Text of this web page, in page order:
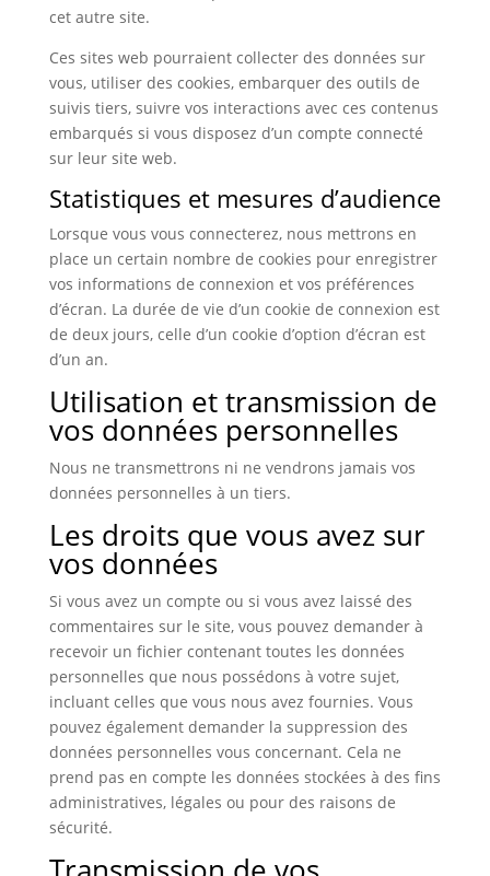
cet autre site.
Ces sites web pourraient collecter des données sur
vous, utiliser des cookies, embarquer des outils de
suivis tiers, suivre vos interactions avec ces contenus
embarqués si vous disposez d’un compte connecté
sur leur site web.
Statistiques et mesures d’audience
Lorsque vous vous connecterez, nous mettrons en
place un certain nombre de cookies pour enregistrer
vos informations de connexion et vos préférences
d’écran. La durée de vie d’un cookie de connexion est
de deux jours, celle d’un cookie d’option d’écran est
d’un an.
Utilisation et transmission de
vos données personnelles
Nous ne transmettrons ni ne vendrons jamais vos
données personnelles à un tiers.
Les droits que vous avez sur
vos données
Si vous avez un compte ou si vous avez laissé des
commentaires sur le site, vous pouvez demander à
recevoir un fichier contenant toutes les données
personnelles que nous possédons à votre sujet,
incluant celles que vous nous avez fournies. Vous
pouvez également demander la suppression des
données personnelles vous concernant. Cela ne
prend pas en compte les données stockées à des fins
administratives, légales ou pour des raisons de
sécurité.